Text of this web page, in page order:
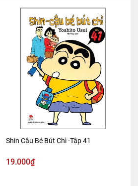
Shin Cậu Bé Bút Chì -Tập 41
19.000₫